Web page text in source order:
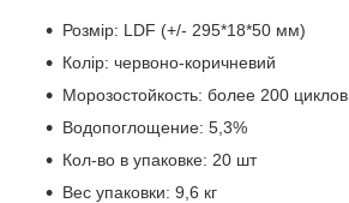
Розмір: LDF (+/- 295*18*50 мм)
Колір: червоно-коричневий
Морозостойкость: более 200 циклов
Водопоглощение: 5,3%
Кол-во в упаковке: 20 шт
Вес упаковки: 9,6 кг